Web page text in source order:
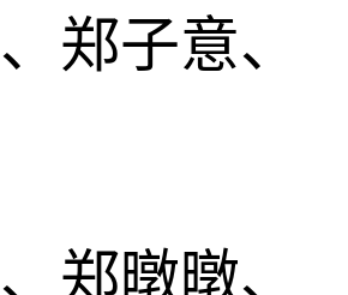
郑子意、
郑暾暾、